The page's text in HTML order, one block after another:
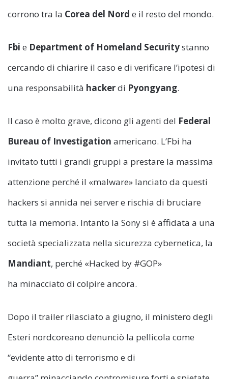
corrono tra la Corea del Nord e il resto del mondo.
Fbi e Department of Homeland Securitystanno
cercando di chiarire il caso e di verificare l’ipotesi di
una responsabilità hackerdi Pyongyang.
Il caso è molto grave, dicono gli agenti del Federal
Bureau of Investigation americano. L’Fbi ha
invitato tutti i grandi gruppi a prestare la massima
attenzione perché il «malware» lanciato da questi
hackers si annida nei server e rischia di bruciare
tutta la memoria. Intanto la Sony si è affidata a una
società specializzata nella sicurezza cybernetica, la
Mandiant, perché «Hacked by #GOP»
ha minacciato di colpire ancora.
Dopo il trailer rilasciato a giugno, il ministero degli
Esteri nordcoreano denunciò la pellicola come
“evidente atto di terrorismo e di